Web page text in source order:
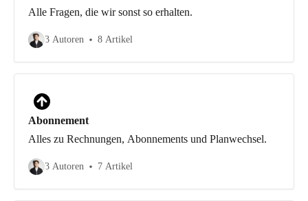
Alle Fragen, die wir sonst so erhalten.
3 Autoren 8 Artikel
Abonnement
Alles zu Rechnungen, Abonnements und Planwechsel.
3 Autoren 7 Artikel